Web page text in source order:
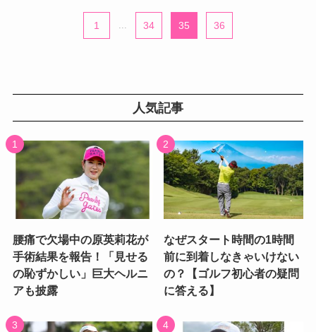
1 34 35 36
人気記事
腰痛で欠場中の原英莉花が
手術結果を報告！「見せる
の恥ずかしい」巨大ヘルニ
アも披露
なぜスタート時間の1時間
前に到着しなきゃいけない
の？【ゴルフ初心者の疑問
に答える】